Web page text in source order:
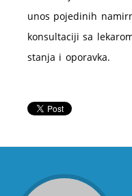
unos pojedinih
konsultaciji sa
stanja i oporavka.